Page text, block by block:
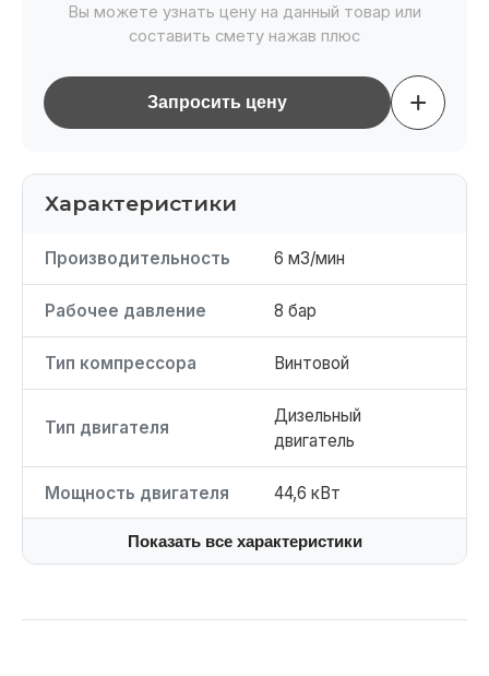
Вы можете узнать цену на данный товар или
составить смету нажав плюс
Запросить цену +
Характеристики
Производительность 6 м3/мин
Рабочее давление 8 бар
Тип компрессора Винтовой
Тип двигателя
Дизельный
двигатель
Мощность двигателя 44,6 кВт
Показать все характеристики